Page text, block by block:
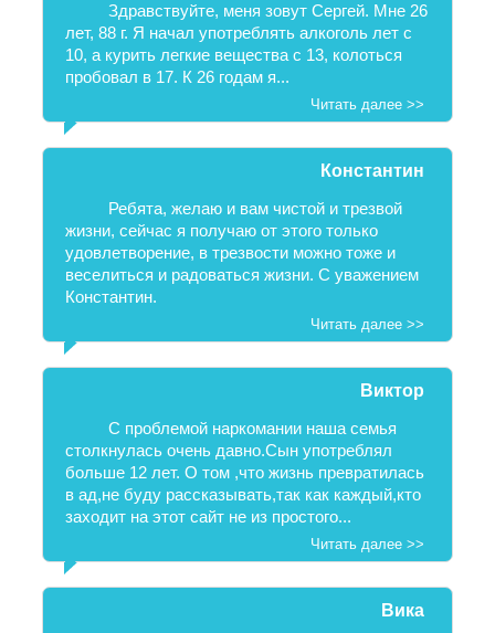
Здравствуйте, меня зовут Сергей. Мне 26
лет, 88 г. Я начал употреблять алкоголь лет с
10, а курить легкие вещества с 13, колоться
пробовал в 17. К 26 годам я...
Читать далее >>
Константин
Ребята, желаю и вам чистой и трезвой
жизни, сейчас я получаю от этого только
удовлетворение, в трезвости можно тоже и
веселиться и радоваться жизни. С уважением
Константин.
Читать далее >>
Виктор
С проблемой наркомании наша семья
столкнулась очень давно.Сын употреблял
больше 12 лет. О том ,что жизнь превратилась
в ад,не буду рассказывать,так как каждый,кто
заходит на этот сайт не из простого...
Читать далее >>
Вика